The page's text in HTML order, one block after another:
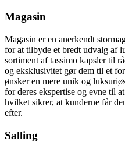
Magasin
Magasin er en anerkendt
for at tilbyde et bredt udvalg af
sortiment af tassimo kapsler til
og eksklusivitet gør dem til et
ønsker en mere unik og
for deres ekspertise og evne til
hvilket sikrer, at kunderne får
efter.
Salling